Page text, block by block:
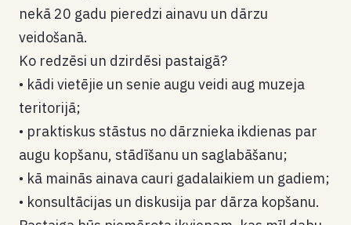
nekā 20 gadu pieredzi ainavu un dārzu
veidošanā.
Ko redzēsi un dzirdēsi pastaigā?
• kādi vietējie un senie augu veidi aug muzeja
teritorijā;
• praktiskus stāstus no dārznieka ikdienas par
augu kopšanu, stādīšanu un saglabāšanu;
• kā mainās ainava cauri gadalaikiem un gadiem;
• konsultācijas un diskusija par dārza kopšanu.